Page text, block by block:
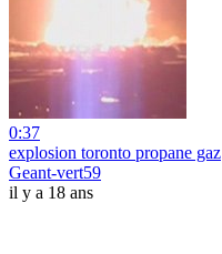
0:37
explosion toronto propane gaz
Geant-vert59
il y a 18 ans